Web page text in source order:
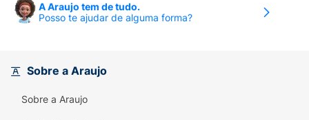
A Araujo tem de tudo.
Posso te ajudar de alguma forma?
Sobre a Araujo
Sobre a Araujo